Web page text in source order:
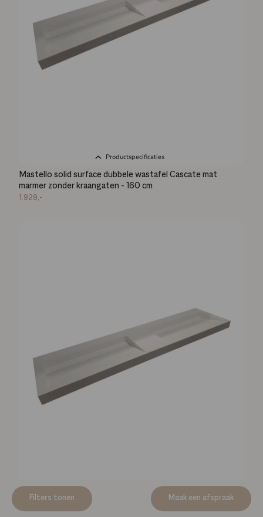
Filters tonen Maak een afspraak
Productspecificaties
Mastello solid surface dubbele wastafel Cascate mat
marmer zonder kraangaten - 160 cm
1.929,-
Productspecificaties
Mastello solid surface dubbele wastafel Cascate mat